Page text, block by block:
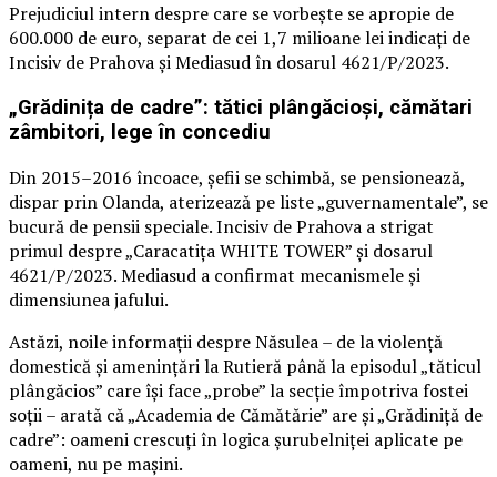
Prejudiciul intern despre care se vorbește se apropie de
600.000 de euro, separat de cei 1,7 milioane lei indicați de
Incisiv de Prahova și Mediasud în dosarul 4621/P/2023.
„Grădinița de cadre”: tătici plângăcioși, cămătari
zâmbitori, lege în concediu
Din 2015–2016 încoace, șefii se schimbă, se pensionează,
dispar prin Olanda, aterizează pe liste „guvernamentale”, se
bucură de pensii speciale. Incisiv de Prahova a strigat
primul despre „Caracatița WHITE TOWER” și dosarul
4621/P/2023. Mediasud a confirmat mecanismele și
dimensiunea jafului.
Astăzi, noile informații despre Năsulea – de la violență
domestică și amenințări la Rutieră până la episodul „tăticul
plângăcios” care își face „probe” la secție împotriva fostei
soții – arată că „Academia de Cămătărie” are și „Grădiniță de
cadre”: oameni crescuți în logica șurubelniței aplicate pe
oameni, nu pe mașini.